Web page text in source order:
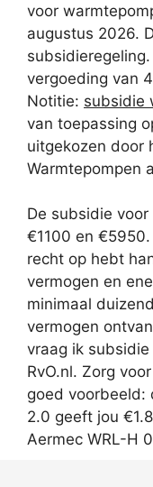
voor
augustus 2026.
vergoeding van
Notitie: subsidie
van toepassing
uitgekozen door
Warmtepompen
De subsidie
€1100 en
recht op hebt
vermogen en
minimaal
vermogen
vraag ik
RvO.nl. Zorg
goed voorbeeld:
2.0 geeft jou
Aermec WRL-H